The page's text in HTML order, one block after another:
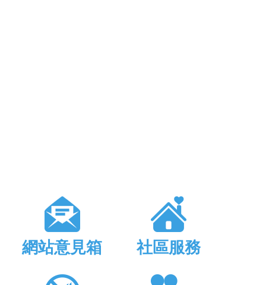
網站意見箱 社區服務